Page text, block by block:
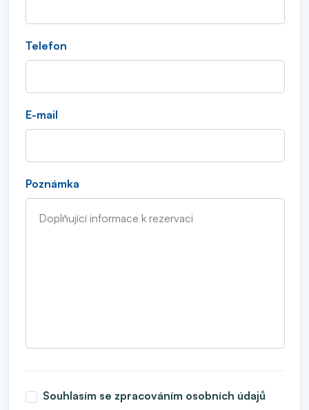
Telefon
E-mail
Poznámka
Souhlasím se zpracováním osobních údajů